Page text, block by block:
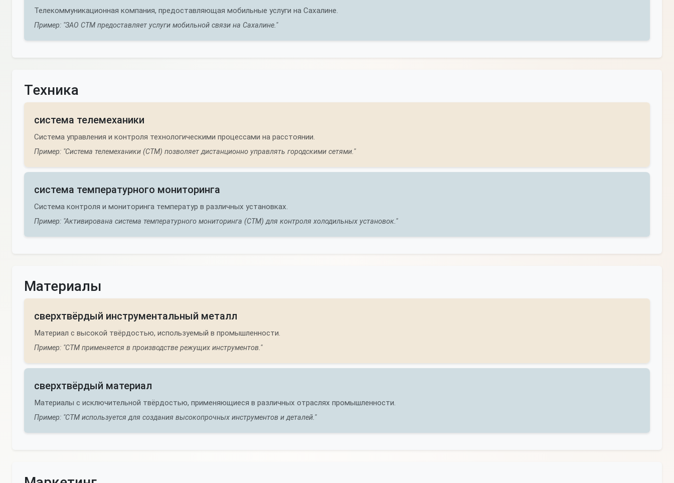
Телекоммуникационная компания, предоставляющая мобильные услуги на Сахалине.
Пример: "ЗАО СТМ предоставляет услуги мобильной связи на Сахалине."
Техника
система телемеханики
Система управления и контроля технологическими процессами на расстоянии.
Пример: "Система телемеханики (СТМ) позволяет дистанционно управлять городскими сетями."
система температурного мониторинга
Система контроля и мониторинга температур в различных установках.
Пример: "Активирована система температурного мониторинга (СТМ) для контроля холодильных установок."
Материалы
сверхтвёрдый инструментальный металл
Материал с высокой твёрдостью, используемый в промышленности.
Пример: "СТМ применяется в производстве режущих инструментов."
сверхтвёрдый материал
Материалы с исключительной твёрдостью, применяющиеся в различных отраслях промышленности.
Пример: "СТМ используется для создания высокопрочных инструментов и деталей."